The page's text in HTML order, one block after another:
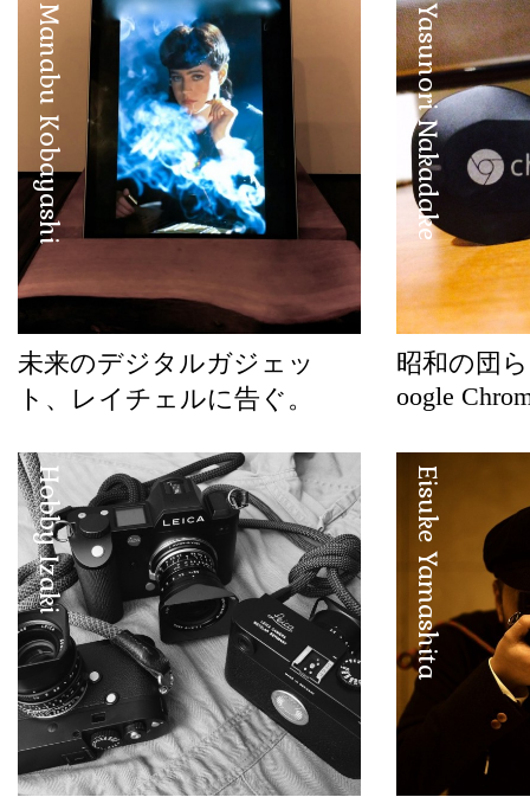
Manabu Kobayashi
未来のデジタルガジェッ
ト、レイチェルに告ぐ。
Yasunori Nakadake
昭和の団
oogle
Hobby Izaki Eisuke Yamashita